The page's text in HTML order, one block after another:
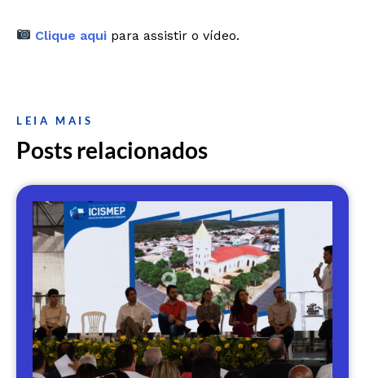
Clique aqui para assistir o vídeo.
LEIA MAIS
Posts relacionados